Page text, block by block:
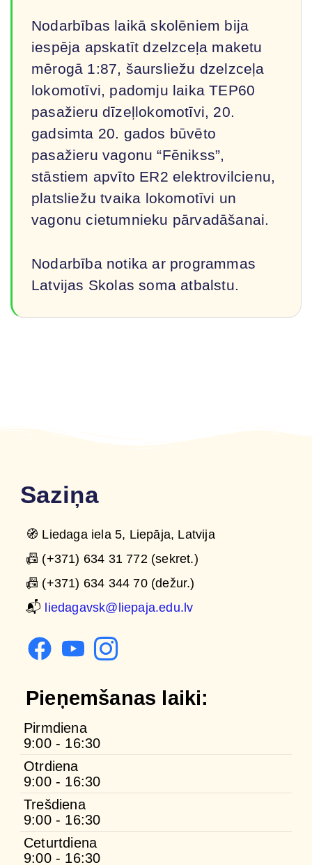
Nodarbības laikā skolēniem bija
iespēja apskatīt dzelzceļa maketu
mērogā 1:87, šaursliežu dzelzceļa
lokomotīvi, padomju laika TEP60
pasažieru dīzeļlokomotīvi, 20.
gadsimta 20. gados būvēto
pasažieru vagonu “Fēnikss”,
stāstiem apvīto ER2 elektrovilcienu,
platsliežu tvaika lokomotīvi un
vagonu cietumnieku pārvadāšanai.
Nodarbība notika ar programmas
Latvijas Skolas soma atbalstu.
Saziņa
🧭 Liedaga iela 5, Liepāja, Latvija
📠 (+371) 634 31 772 (sekret.)
📠 (+371) 634 344 70 (dežur.)
📬 liedagavsk@liepaja.edu.lv
Pieņemšanas laiki:
Pirmdiena
9:00 - 16:30
Otrdiena
9:00 - 16:30
Trešdiena
9:00 - 16:30
Ceturtdiena
9:00 - 16:30